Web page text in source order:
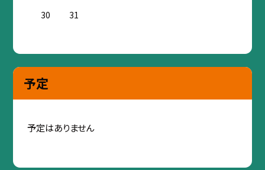
30
31
予定
予定はありません